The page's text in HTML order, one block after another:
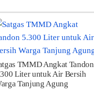
TMMD Angkat Tandon
Liter untuk Air Bersih
Tanjung Agung